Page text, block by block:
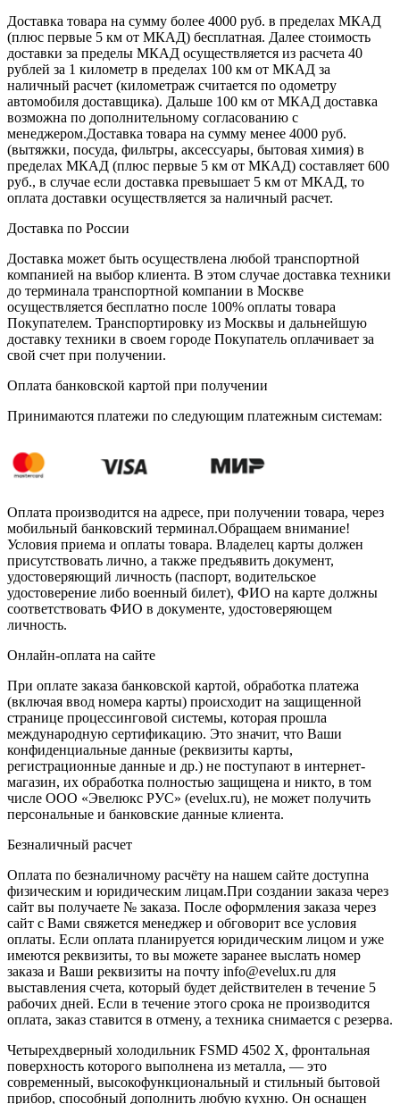
Доставка товара на сумму более 4000 руб. в пределах МКАД
(плюс первые 5 км от МКАД) бесплатная. Далее стоимость
доставки за пределы МКАД осуществляется из расчета 40
рублей за 1 километр в пределах 100 км от МКАД за
наличный расчет (километраж считается по одометру
автомобиля доставщика). Дальше 100 км от МКАД доставка
возможна по дополнительному согласованию с
менеджером.Доставка товара на сумму менее 4000 руб.
(вытяжки, посуда, фильтры, аксессуары, бытовая химия) в
пределах МКАД (плюс первые 5 км от МКАД) составляет 600
руб., в случае если доставка превышает 5 км от МКАД, то
оплата доставки осуществляется за наличный расчет.
Доставка по России
Доставка может быть осуществлена любой транспортной
компанией на выбор клиента. В этом случае доставка техники
до терминала транспортной компании в Москве
осуществляется бесплатно после 100% оплаты товара
Покупателем. Транспортировку из Москвы и дальнейшую
доставку техники в своем городе Покупатель оплачивает за
свой счет при получении.
Оплата банковской картой при получении
Принимаются платежи по следующим платежным системам:
Оплата производится на адресе, при получении товара, через
мобильный банковский терминал.Обращаем внимание!
Условия приема и оплаты товара. Владелец карты должен
присутствовать лично, а также предъявить документ,
удостоверяющий личность (паспорт, водительское
удостоверение либо военный билет), ФИО на карте должны
соответствовать ФИО в документе, удостоверяющем
личность.
Онлайн-оплата на сайте
При оплате заказа банковской картой, обработка платежа
(включая ввод номера карты) происходит на защищенной
странице процессинговой системы, которая прошла
международную сертификацию. Это значит, что Ваши
конфиденциальные данные (реквизиты карты,
регистрационные данные и др.) не поступают в интернет-
магазин, их обработка полностью защищена и никто, в том
числе ООО «Эвелюкс РУС» (evelux.ru), не может получить
персональные и банковские данные клиента.
Безналичный расчет
Оплата по безналичному расчёту на нашем сайте доступна
физическим и юридическим лицам.При создании заказа через
сайт вы получаете № заказа. После оформления заказа через
сайт с Вами свяжется менеджер и обговорит все условия
оплаты. Если оплата планируется юридическим лицом и уже
имеются реквизиты, то вы можете заранее выслать номер
заказа и Ваши реквизиты на почту info@evelux.ru для
выставления счета, который будет действителен в течение 5
рабочих дней. Если в течение этого срока не производится
оплата, заказ ставится в отмену, а техника снимается с резерва.
Четырехдверный холодильник FSMD 4502 X, фронтальная
поверхность которого выполнена из металла, — это
современный, высокофункциональный и стильный бытовой
прибор, способный дополнить любую кухню. Он оснащен